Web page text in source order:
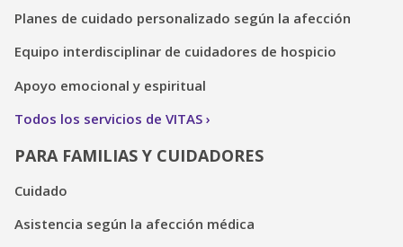
Planes de cuidado personalizado según la afección
Equipo interdisciplinar de cuidadores de hospicio
Apoyo emocional y espiritual
Todos los servicios de VITAS
PARA FAMILIAS Y CUIDADORES
Cuidado
Asistencia según la afección médica